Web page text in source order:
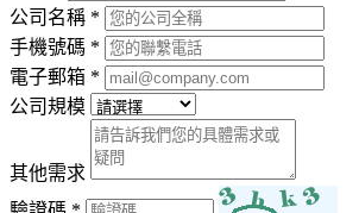
公司名稱 *
手機號碼 *
電子郵箱 *
公司規模
其他需求